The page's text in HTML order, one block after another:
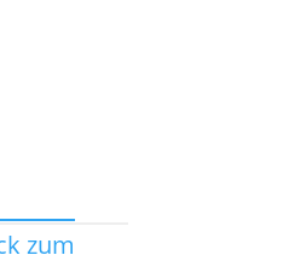
zum